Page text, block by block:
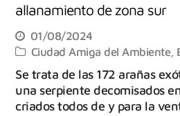
allanamiento de zona sur
01/08/2024
Ciudad Amiga del Ambiente,
Se trata de las 172 arañas
una serpiente decomisados
criados todos de y para la